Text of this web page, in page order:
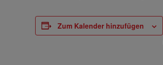
Zum Kalender hinzufügen